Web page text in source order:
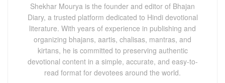
Shekhar Mourya is the founder and editor of Bhajan
Diary, a trusted platform dedicated to Hindi devotional
literature. With years of experience in publishing and
organizing bhajans, aartis, chalisas, mantras, and
kirtans, he is committed to preserving authentic
devotional content in a simple, accurate, and easy-to-
read format for devotees around the world.